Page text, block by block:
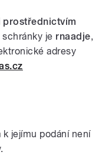
prostřednictvím
je rnaadje,
adresy
jejímu podání není